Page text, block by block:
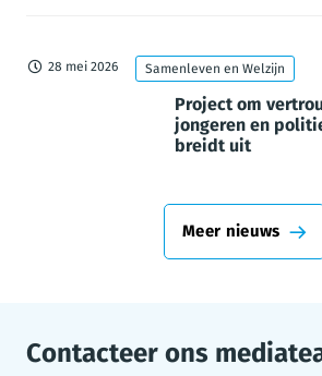
28 mei 2026 Samenleven en Welzijn
Project om
jongeren en
breidt uit
Meer nieuws
Contacteer ons